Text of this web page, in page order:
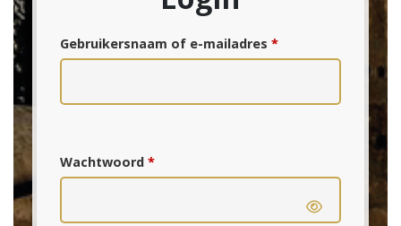
Gebruikersnaam of e-mailadres *Vereist
Wachtwoord *Vereist